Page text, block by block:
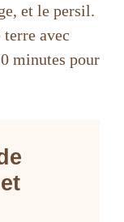
et le persil.
terre avec
minutes pour